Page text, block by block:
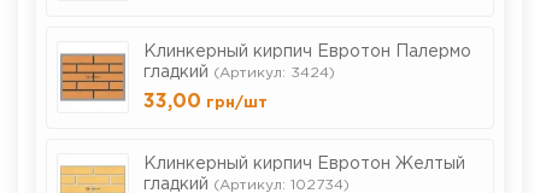
Клинкерный кирпич Евротон Палермо
гладкий (Артикул: 3424)
33,00 грн/шт
Клинкерный кирпич Евротон Желтый
гладкий (Артикул: 102734)